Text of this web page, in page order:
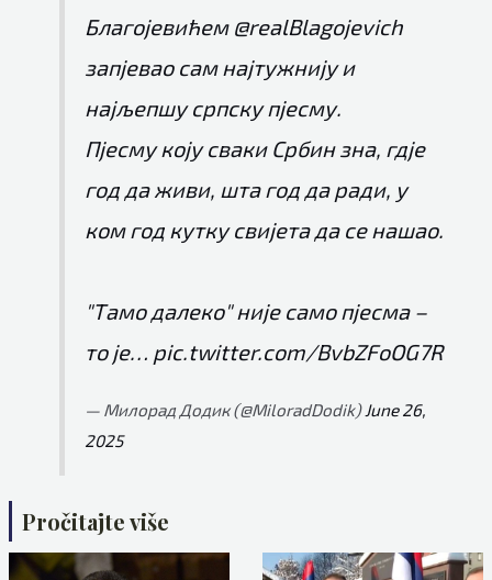
Благојевићем @realBlagojevich
запјевао сам најтужнију и
најљепшу српску пјесму.
Пјесму коју сваки Србин зна, гдје
год да живи, шта год да ради, у
ком год кутку свијета да се нашао.
"Тамо далеко" није само пјесма –
то је… pic.twitter.com/BvbZFoOG7R
— Милорад Додик (@MiloradDodik) June 26,
2025
Pročitajte više